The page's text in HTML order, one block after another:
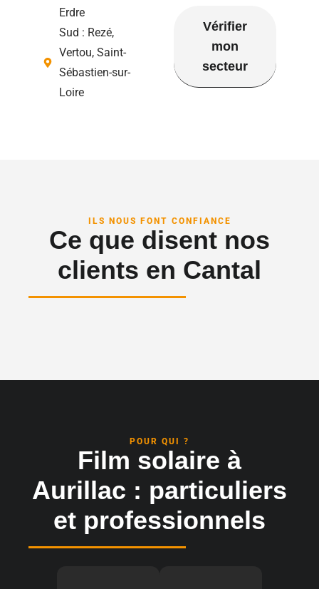
Erdre
Sud : Rezé,
Vertou, Saint-
Sébastien-sur-
Loire
Vérifier
mon
secteur
ILS NOUS FONT CONFIANCE
Ce que disent nos
clients en Cantal
POUR QUI ?
Film solaire à
Aurillac : particuliers
et professionnels